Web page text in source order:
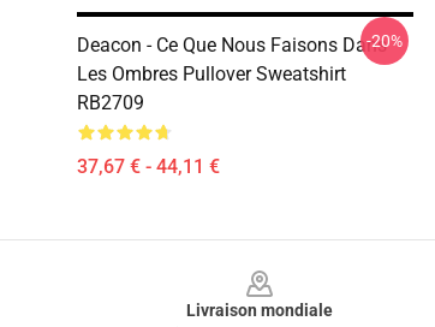
Deacon - Ce Que Nous Faisons Dans
Les Ombres Pullover Sweatshirt
RB2709
37,67 € - 44,11 €
-20%
Livraison mondiale